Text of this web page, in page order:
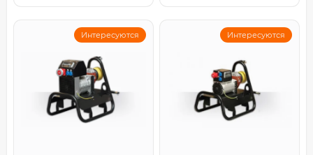
Интересуются Интересуются